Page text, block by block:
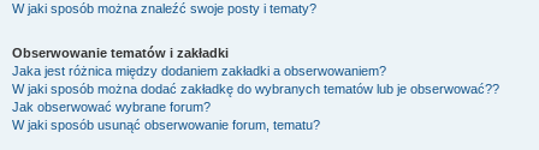
W jaki sposób można znaleźć swoje posty i tematy?
Obserwowanie tematów i zakładki
Jaka jest różnica między dodaniem zakładki a obserwowaniem?
W jaki sposób można dodać zakładkę do wybranych tematów lub je obserwować??
Jak obserwować wybrane forum?
W jaki sposób usunąć obserwowanie forum, tematu?